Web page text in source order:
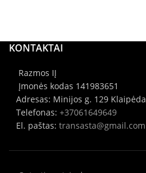
KONTAKTAI
Razmos IĮ
Įmonės kodas 141983651
Adresas: Minijos g. 129 Klaipėda
Telefonas: +37061649649
El. paštas: transasta@gmail.com